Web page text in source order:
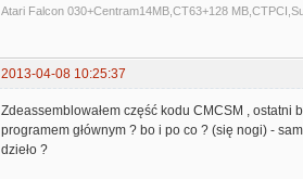
Atari Falcon 030+Centram14MB,CT63+128
2013-04-08 10:25:37
Zdeassemblowałem część kodu CMCSM , ostatni
programem głównym ? bo i po co ? (się nogi) -
dzieło ?